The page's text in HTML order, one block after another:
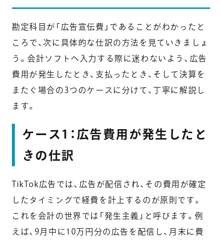
勘定科目が「広告宣伝費」であることがわかったと
ころで、次に具体的な仕訳の方法を見ていきましょ
う。会計ソフトへ入力する際に迷わないよう、広告
費用が発生したとき、支払ったとき、そして決算を
またぐ場合の3つのケースに分けて、丁寧に解説し
ます。
ケース1：広告費用が発生したと
きの仕訳
TikTok広告では、広告が配信され、その費用が確定
したタイミングで経費を計上するのが原則です。
これを会計の世界では「発生主義」と呼びます。例
えば、9月中に10万円分の広告を配信し、月末に費